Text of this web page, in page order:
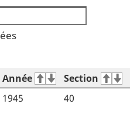
Année
Section
1945 40